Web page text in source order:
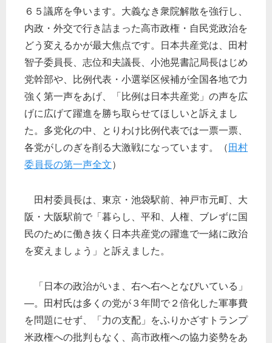
６５議席を争います。大義なき衆院解散を強行し、
内政・外交で行き詰まった高市政権・自民党政治を
どう変えるかが最大焦点です。日本共産党は、田村
智子委員長、志位和夫議長、小池晃書記局長はじめ
党幹部や、比例代表・小選挙区候補が全国各地で力
強く第一声をあげ、「比例は日本共産党」の声を広
げに広げて躍進を勝ち取らせてほしいと訴えまし
た。多党化の中、とりわけ比例代表では一票一票、
各党がしのぎを削る大激戦になっています。（ 田村
委員長の第一声全文）
田村委員長は、東京・池袋駅前、神戸市元町、大
阪・大阪駅前で「暮らし、平和、人権、ブレずに国
民のために働き抜く日本共産党の躍進で一緒に政治
を変えましょう」と訴えました。
「日本の政治がいま、右へ右へとなびいている」
―。田村氏は多くの党が３年間で２倍化した軍事費
を問題にせず、「力の支配」をふりかざすトランプ
米政権への批判もなく、高市政権への協力姿勢をあ